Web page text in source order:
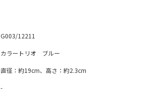
G003/12211
カラートリオ ブルー
直径：約19cm、高さ：約2.3cm
-